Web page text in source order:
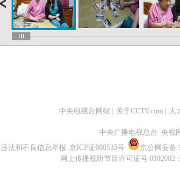
中央电视台网站 关于CCTV.com 人
中央广播电视总台 央视
违法和不良信息举报 京ICP证060535号
京公网安备
网上传播视听节目许可证号 0102002